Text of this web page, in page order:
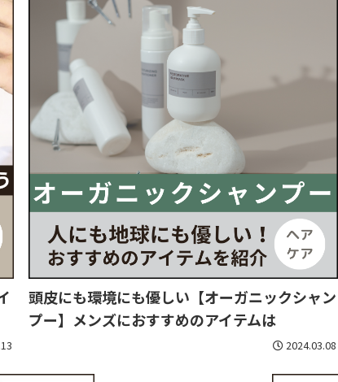
頭皮にも環境にも優しい【オーガニックシャン
プー】メンズにおすすめのアイテムは
2024.03.08